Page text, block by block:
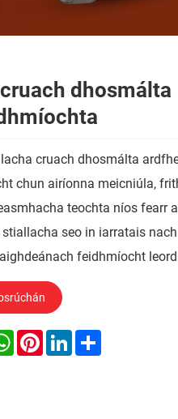
dhosmálta
cruach dhosmálta
chun airíonna meicniúla,
teochta níos fearr
seo in iarratais
feidhmíocht
WhatsApp
PinterestLinkedInShare